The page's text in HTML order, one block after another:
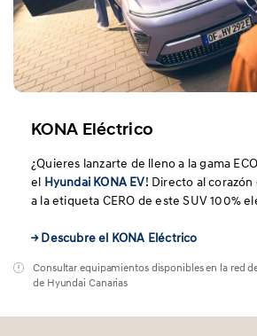
KONA Eléctrico
¿Quieres lanzarte de lleno a la gama
el Hyundai KONA EV! Directo al corazón
a laetiqueta CERO de este SUV 100%
→ Descubre el KONA Eléctrico
Consultar equipamientos disponibles en la red
de Hyundai Canarias